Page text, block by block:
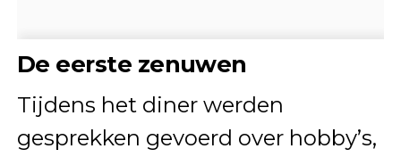
De eerste zenuwen
Tijdens het diner werden
gesprekken gevoerd over hobby’s,